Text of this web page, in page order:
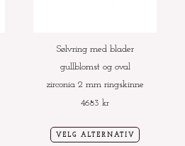
Sølvring med blader
gullblomst og oval
zirconia 2 mm ringskinne
4683 kr
VELG ALTERNATIV